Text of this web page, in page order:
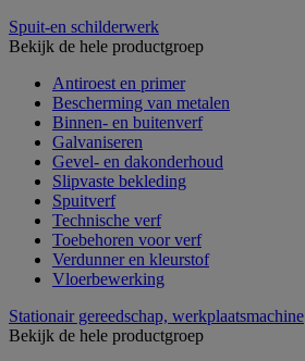
Spuit-en schilderwerk
Bekijk de hele productgroep
Antiroest en primer
Bescherming van metalen
Binnen- en buitenverf
Galvaniseren
Gevel- en dakonderhoud
Slipvaste bekleding
Spuitverf
Technische verf
Toebehoren voor verf
Verdunner en kleurstof
Vloerbewerking
Stationair gereedschap, werkplaatsmachine
Bekijk de hele productgroep